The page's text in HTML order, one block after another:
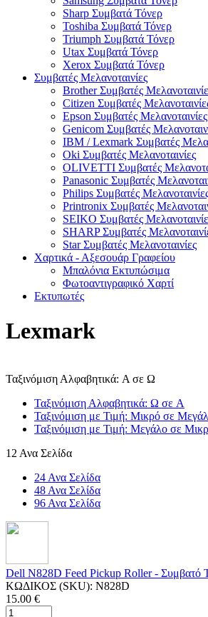
Sharp Συμβατά Τόνερ
Toshiba Συμβατά Τόνερ
Triumph Συμβατά Τόνερ
Utax Συμβατά Τόνερ
Xerox Συμβατά Τόνερ
Συμβατές Μελανοταινίες
Brother Συμβατές
Citizen Συμβατές
Epson Συμβατές Μελανοταινίες
Genicom Συμβατές
IBM / Lexmark Συμβατές
Oki Συμβατές Μελανοταινίες
OLIVETTI Συμβατές
Panasonic Συμβατές
Philips Συμβατές
Printronix Συμβατές
SEIKO Συμβατές
SHARP Συμβατές
Star Συμβατές Μελανοταινίες
Χαρτικά - Αξεσουάρ Γραφείου
Μπαλόνια Εκτυπώσιμα
Φωτοαντιγραφικό Χαρτί
Εκτυπωτές
Lexmark
Ταξινόμιση Αλφαβητικά: A σε Ω
Ταξινόμιση Αλφαβητικά: Ω σε A
Ταξινόμιση με Τιμή: Μικρό σε
Ταξινόμιση με Τιμή: Μεγάλο σε
12 Ανα Σελίδα
24 Ανα Σελίδα
48 Ανα Σελίδα
96 Ανα Σελίδα
Dell N828D Feed Pickup Roller - Συμβατό
ΚΩΔΙΚΟΣ (SKU): N828D
15.00 €